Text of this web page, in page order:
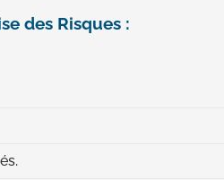
des Risques :